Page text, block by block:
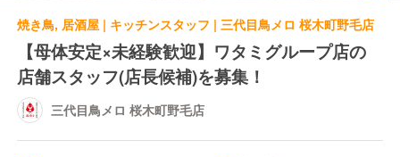
焼き鳥, 居酒屋 | キッチンスタッフ | 三代目鳥メロ 桜木町野毛店
【母体安定×未経験歓迎】ワタミグループ店の
店舗スタッフ(店長候補)を募集！
三代目鳥メロ 桜木町野毛店